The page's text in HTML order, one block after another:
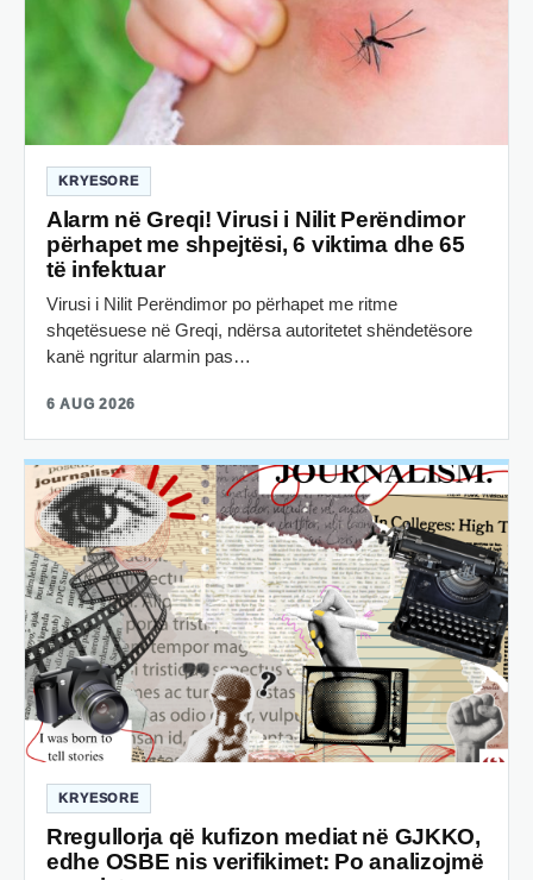
KRYESORE
Alarm në Greqi! Virusi i Nilit Perëndimor
përhapet me shpejtësi, 6 viktima dhe 65
të infektuar
Virusi i Nilit Perëndimor po përhapet me ritme
shqetësuese në Greqi, ndërsa autoritetet shëndetësore
kanë ngritur alarmin pas…
6 AUG 2026
KRYESORE
Rregullorja që kufizon mediat në GJKKO,
edhe OSBE nis verifikimet: Po analizojmë